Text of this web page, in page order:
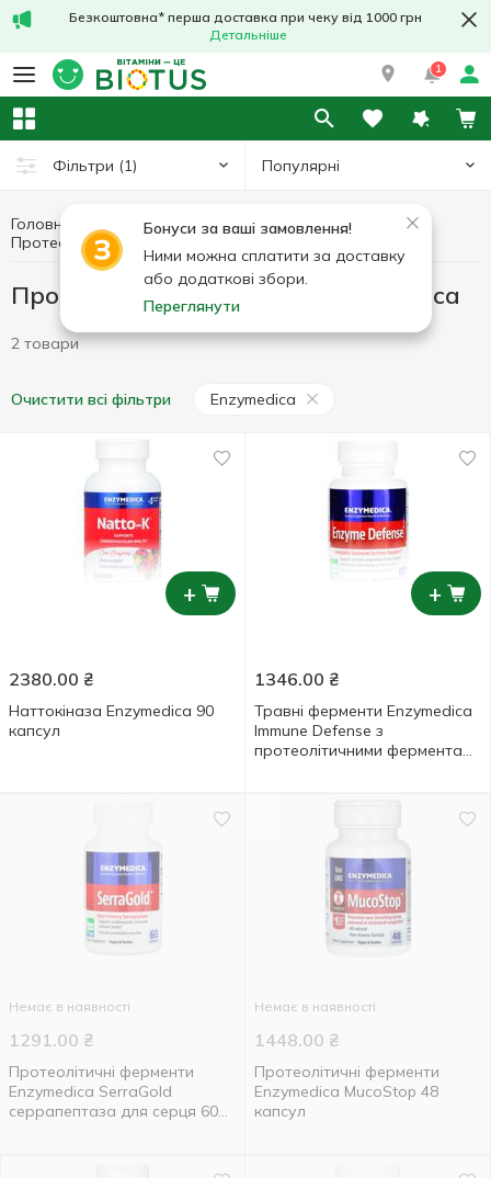
Безкоштовна* перша доставка при чеку від 1000 грн
Детальніше
1
Фільтри (1) Популярні
Бонуси за ваші замовлення!
Ними можна сплатити за доставку
або додаткові збори.
Переглянути
Головна
Препарати для травлення
Протеолітичні ферменти
Протеолітичні ферменти Enzymedica
2 товари
Очистити всі фільтри Enzymedica
+
2380.00 ₴
Наттокіназа Enzymedica 90
капсул
+
1346.00 ₴
Травні ферменти Enzymedica
Immune Defense з
протеолітичними ферментами
Немає в наявності
1291.00 ₴
Протеолітичні ферменти
Enzymedica SerraGold
серрапептаза для серця 60
Немає в наявності
1448.00 ₴
Протеолітичні ферменти
Enzymedica MucoStop 48
капсул